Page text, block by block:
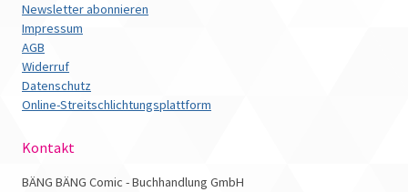
Newsletter abonnieren
Impressum
AGB
Widerruf
Datenschutz
Online-Streitschlichtungsplattform
Kontakt
BÄNG BÄNG Comic - Buchhandlung GmbH